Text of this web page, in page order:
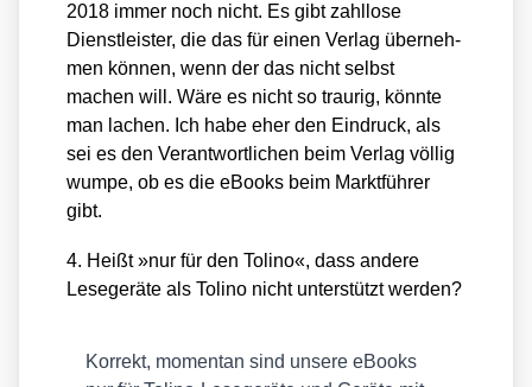
2018 immer noch nicht. Es gibt zahl­lo­se
Dienst­leis­ter, die das für einen Ver­lag über­neh­
men kön­nen, wenn der das nicht selbst
machen will. Wäre es nicht so trau­rig, könn­te
man lachen. Ich habe eher den Ein­druck, als
sei es den Ver­ant­wort­li­chen beim Ver­lag völ­lig
wum­pe, ob es die eBooks beim Markt­füh­rer
gibt.
4. Heißt »nur für den Toli­no«, dass ande­re
Lese­ge­rä­te als Toli­no nicht unter­stützt wer­den?
Kor­rekt, momen­tan sind unse­re eBooks